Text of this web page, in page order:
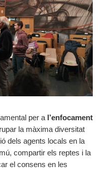
per a l’enfocament
la màxima diversitat
dels agents locals en la
compartir els reptes i la
el consens en les